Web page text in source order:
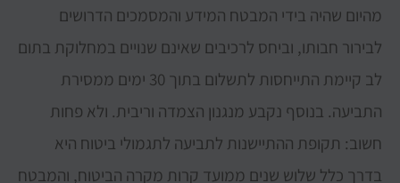
מהיום שהיה בידי המבטח המידע והמסמכים הדרושים
לבירור חבותו, וביחס לרכיבים שאינם שנויים במחלוקת בתום
לב קיימת התייחסות לתשלום בתוך 30 ימים ממסירת
התביעה. בנוסף נקבע מנגנון הצמדה וריבית. ולא פחות
חשוב: תקופת ההתיישנות לתביעה לתגמולי ביטוח היא
בדרך כלל שלוש שנים ממועד קרות מקרה הביטוח, והמבטח